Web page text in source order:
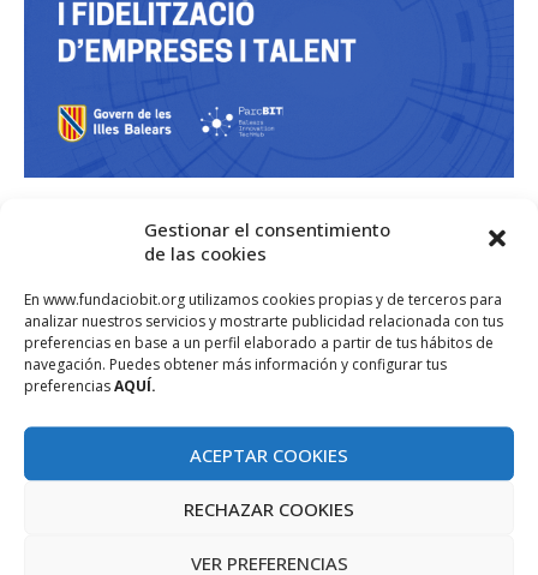
Gestionar el consentimiento
de las cookies
En www.fundaciobit.org utilizamos cookies propias y de terceros para
analizar nuestros servicios y mostrarte publicidad relacionada con tus
preferencias en base a un perfil elaborado a partir de tus hábitos de
navegación. Puedes obtener más información y configurar tus
preferenciasAQUÍ.
ACEPTAR COOKIES
RECHAZAR COOKIES
VER PREFERENCIAS